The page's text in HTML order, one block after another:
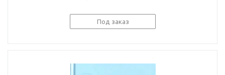
фортепианной фактуре
Шопена и Листа
Под заказ